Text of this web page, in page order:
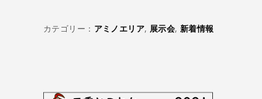
カテゴリー： アミノエリア, 展示会,新着情報